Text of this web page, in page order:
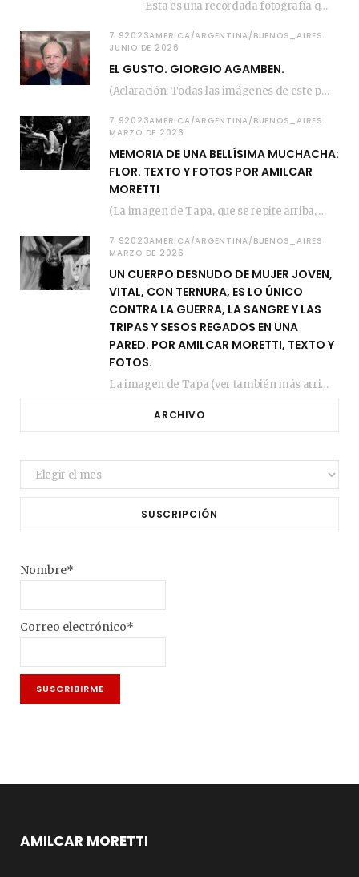
Esta es una recordada fotografía que registré…
7 92023AMERICA/ARGENTINA/BUENOS_AIRES
JUNIO DE 2026
EL GUSTO. GIORGIO AGAMBEN.
(Aclaración: Todas las imágenes de este posteo fueron tomadas de Bloghemia.com, y todos los…
7 92023AMERICA/ARGENTINA/BUENOS_AIRES
MARZO DE 2026
MEMORIA DE UNA BELLÍSIMA MUCHACHA:
FLOR. TEXTO Y FOTOS POR AMILCAR
MORETTI
(La imagen de Tapa, que se repite arriba, fue compuesta por Amilcar Moretti el viernes…
7 92023AMERICA/ARGENTINA/BUENOS_AIRES
MARZO DE 2026
UN CUERPO DESNUDO DE MUJER JOVEN,
VITAL, CON TERNURA, ES LO ÚNICO
CONTRA LA GUERRA, LA SANGRE Y LAS
TRIPAS Y SESOS REGADOS EN UNA
PARED. POR AMILCAR MORETTI, TEXTO Y
FOTOS.
La imagen de Tapa (ver también más arriba) fue compuesta en estos días de febrero…
ARCHIVO
Archivo
SUSCRIPCIÓN
Nombre*
Correo electrónico*
AMILCAR MORETTI